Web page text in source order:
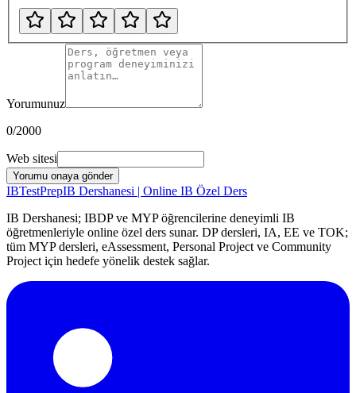
Yorumunuz
0/2000
Web sitesi
Yorumu onaya gönder
IBTestPrepIB Dershanesi | Online IB Özel Ders
IB Dershanesi; IBDP ve MYP öğrencilerine deneyimli IB
öğretmenleriyle online özel ders sunar. DP dersleri, IA, EE ve TOK;
tüm MYP dersleri, eAssessment, Personal Project ve Community
Project için hedefe yönelik destek sağlar.